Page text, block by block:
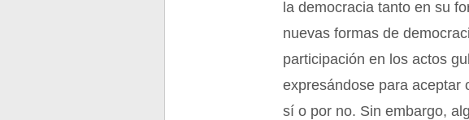
la democracia tanto en su
nuevas formas de
participación en los actos
expresándose para aceptar
sí o por no. Sin embargo,